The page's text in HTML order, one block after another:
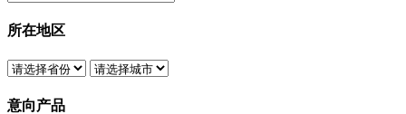
所在地区
意向产品